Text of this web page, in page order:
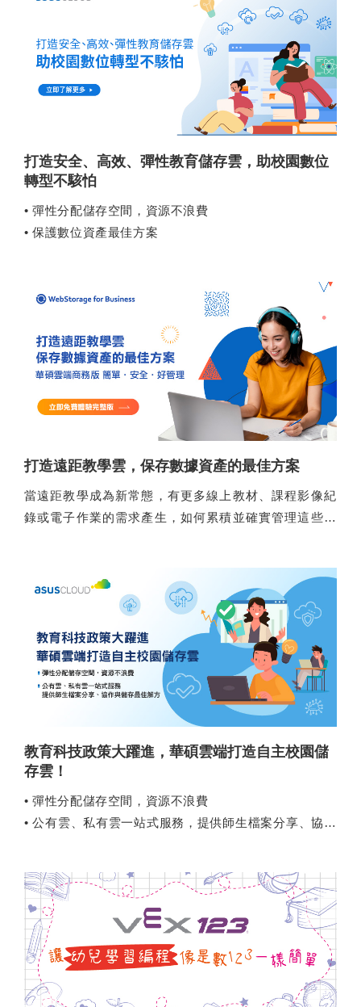
打造安全、高效、彈性教育儲存雲，助校園數位
轉型不駭怕
• 彈性分配儲存空間，資源不浪費
• 保護數位資產最佳方案
打造遠距教學雲，保存數據資產的最佳方案
當遠距教學成為新常態，有更多線上教材、課程影像紀
錄或電子作業的需求產生，如何累積並確實管理這些數
教育科技政策大躍進，華碩雲端打造自主校園儲
存雲！
• 彈性分配儲存空間，資源不浪費
• 公有雲、私有雲一站式服務，提供師生檔案分享、協作